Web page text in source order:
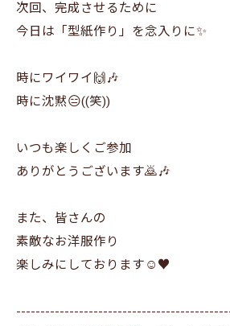
次回、完成させるために
今日は「型紙作り」を念入りに✨
時にワイワイ🙌🎶
時に沈黙😑((笑))
いつも楽しくご参加
ありがとうございます🙇🎶
また、皆さんの
素敵なお洋服作り
楽しみにしております☺️♥️